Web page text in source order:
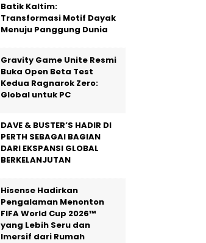
Batik Kaltim:
Transformasi Motif Dayak
Menuju Panggung Dunia
Gravity Game Unite Resmi
Buka Open Beta Test
Kedua Ragnarok Zero:
Global untuk PC
DAVE & BUSTER’S HADIR DI
PERTH SEBAGAI BAGIAN
DARI EKSPANSI GLOBAL
BERKELANJUTAN
Hisense Hadirkan
Pengalaman Menonton
FIFA World Cup 2026™
yang Lebih Seru dan
Imersif dari Rumah